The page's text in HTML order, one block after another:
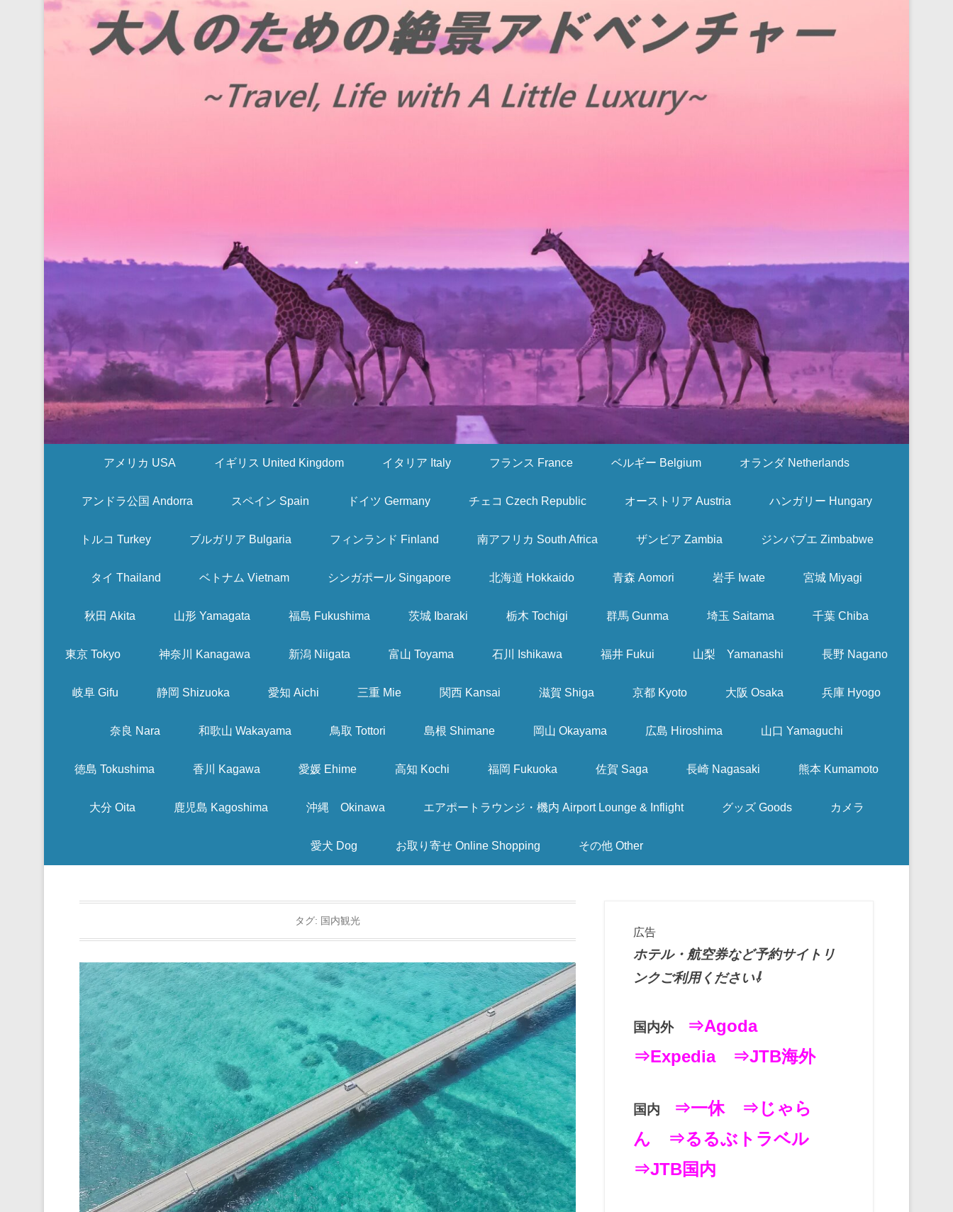
アメリカ USA イギリス United Kingdom イタリア Italy フランス France ベルギー Belgium オランダ Netherlands
アンドラ公国 Andorra スペイン Spain ドイツ Germany チェコ Czech Republic オーストリア Austria ハンガリー Hungary
トルコ Turkey ブルガリア Bulgaria フィンランド Finland 南アフリカ South Africa ザンビア Zambia ジンバブエ Zimbabwe
タイ Thailand ベトナム Vietnam シンガポール Singapore 北海道 Hokkaido 青森 Aomori 岩手 Iwate 宮城 Miyagi
秋田 Akita 山形 Yamagata 福島 Fukushima 茨城 Ibaraki 栃木 Tochigi 群馬 Gunma 埼玉 Saitama 千葉 Chiba
東京 Tokyo 神奈川 Kanagawa 新潟 Niigata 富山 Toyama 石川 Ishikawa 福井 Fukui 山梨 Yamanashi 長野 Nagano
岐阜 Gifu 静岡 Shizuoka 愛知 Aichi 三重 Mie 関西 Kansai 滋賀 Shiga 京都 Kyoto 大阪 Osaka 兵庫 Hyogo
奈良 Nara 和歌山 Wakayama 鳥取 Tottori 島根 Shimane 岡山 Okayama 広島 Hiroshima 山口 Yamaguchi
徳島 Tokushima 香川 Kagawa 愛媛 Ehime 高知 Kochi 福岡 Fukuoka 佐賀 Saga 長崎 Nagasaki 熊本 Kumamoto
大分 Oita 鹿児島 Kagoshima 沖縄 Okinawa エアポートラウンジ・機内 Airport Lounge & Inflight グッズ Goods カメラ
愛犬 Dog お取り寄せ Online Shopping その他 Other
タグ: 国内観光
広告
ホテル・航空券など予約サイトリ
ンクご利用ください⇩
国内外
⇒Agoda
⇒Expedia
⇒JTB海外
国内 ⇒一休
⇒じゃら
ん
⇒るるぶトラベル
⇒JTB国内